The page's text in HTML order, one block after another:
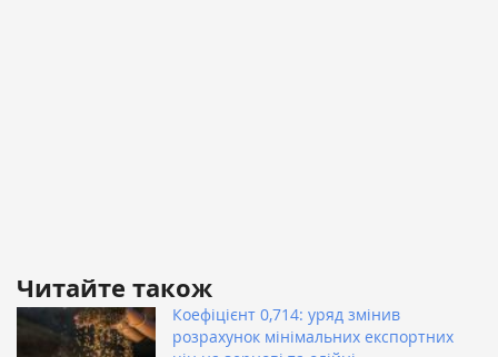
Читайте також
Коефіцієнт 0,714: уряд змінив
розрахунок мінімальних експортних